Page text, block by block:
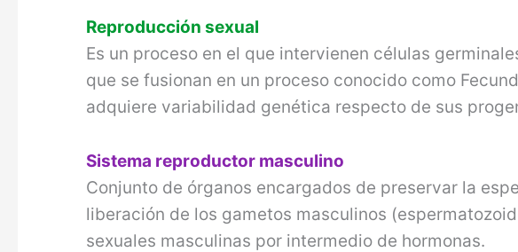
Reproducción sexual
Es un proceso en el que intervienen células
que se fusionan en un proceso conocido como
adquiere variabilidad genética respecto de sus
Sistema reproductor masculino
Conjunto de órganos encargados de preservar la
liberación de los gametos masculinos
sexuales masculinas por intermedio de hormonas.